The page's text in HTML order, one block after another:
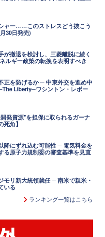
ャー……このストレスどう抜こう
30日発売)
が撤退を検討し、三菱離脱に続く
ルギー政策の転換を表明すべき
正を防げるか ─ 中東外交を進め中
Liberty─ワシントン・レポー
発資源"を担保に取られるガーナ
角】
降にずれ込む可能性 ─ 電気料金を
る原子力規制委の審査基準を見直
モリ新大統領就任 ─ 南米で親米・
いる
ランキング一覧はこちら